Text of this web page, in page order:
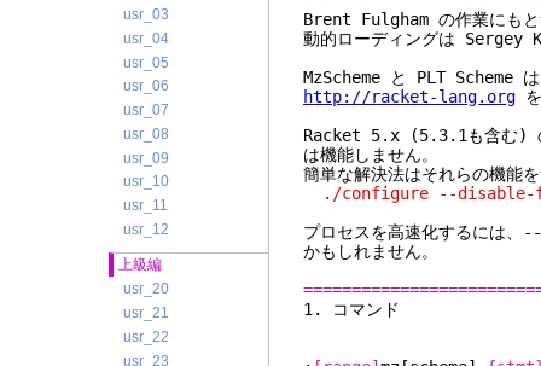
usr_03
usr_04
usr_05
usr_06
usr_07
usr_08
usr_09
usr_10
usr_11
usr_12
上級編
usr_20
usr_21
usr_22
usr_23
Brent Fulgham の作業にもと
動的ローディングは Sergey
MzScheme と PLT Scheme
http://racket-lang.org
Racket 5.x (5.3.1も含む)
は機能しません。
簡単な解決法はそれらの機能
./configure --disable-
プロセスを高速化するに
かもしれません。
1. コ